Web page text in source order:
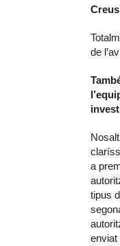
de
a
tipus
enviat